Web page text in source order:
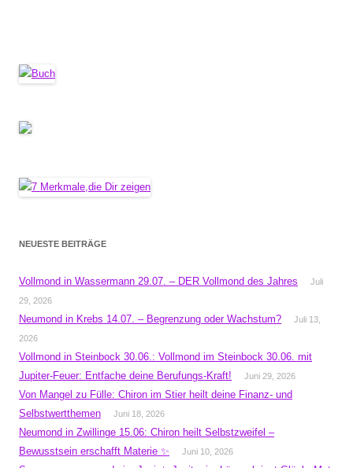
NEUESTE BEITRÄGE
Vollmond in Wassermann 29.07. – DER Vollmond des Jahres
Juli
29, 2026
Neumond in Krebs 14.07. – Begrenzung oder Wachstum?
Juli 13,
2026
Vollmond in Steinbock 30.06.: Vollmond im Steinbock 30.06. mit
Jupiter-Feuer: Entfache deine Berufungs-Kraft!
Juni 29, 2026
Von Mangel zu Fülle: Chiron im Stier heilt deine Finanz- und
Selbstwertthemen
Juni 18, 2026
Neumond in Zwillinge 15.06: Chiron heilt Selbstzweifel –
Bewusstsein erschafft Materie ✨
Juni 10, 2026